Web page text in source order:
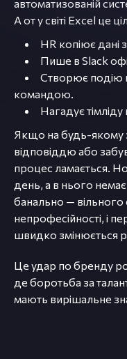
автоматизованій
А от у світі Excel це
HR копіює дані
Пише в Slack
Створює подію
командою.
Нагадує тімліду
Якщо на будь-якому з
відповіддю або
процес ламається.
день, а в нього
банально —
непрофесійності, і
швидко змінюється
Це удар по бренду
де боротьба за
мають вирішальне